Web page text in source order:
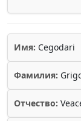
Имя: Cegodari
Фамилия:
Отчество: